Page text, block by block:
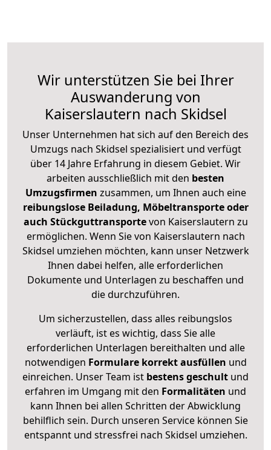
Wir unterstützen Sie bei Ihrer
Auswanderung von
Kaiserslautern nach Skidsel
Unser Unternehmen hat sich auf den Bereich des
Umzugs nach Skidsel spezialisiert und verfügt
über 14 Jahre Erfahrung in diesem Gebiet. Wir
arbeiten ausschließlich mit den besten
Umzugsfirmen zusammen, um Ihnen auch eine
reibungslose Beiladung, Möbeltransporte oder
auch Stückguttransportevon Kaiserslautern zu
ermöglichen. Wenn Sie von Kaiserslautern nach
Skidsel umziehen möchten, kann unser Netzwerk
Ihnen dabei helfen, alle erforderlichen
Dokumente und Unterlagen zu beschaffen und
die durchzuführen.
Um sicherzustellen, dass alles reibungslos
verläuft, ist es wichtig, dass Sie alle
erforderlichen Unterlagen bereithalten und alle
notwendigen Formulare korrekt ausfüllen und
einreichen. Unser Team ist bestens geschult und
erfahren im Umgang mit den Formalitäten und
kann Ihnen bei allen Schritten der Abwicklung
behilflich sein. Durch unseren Service können Sie
entspannt und stressfrei nach Skidsel umziehen.